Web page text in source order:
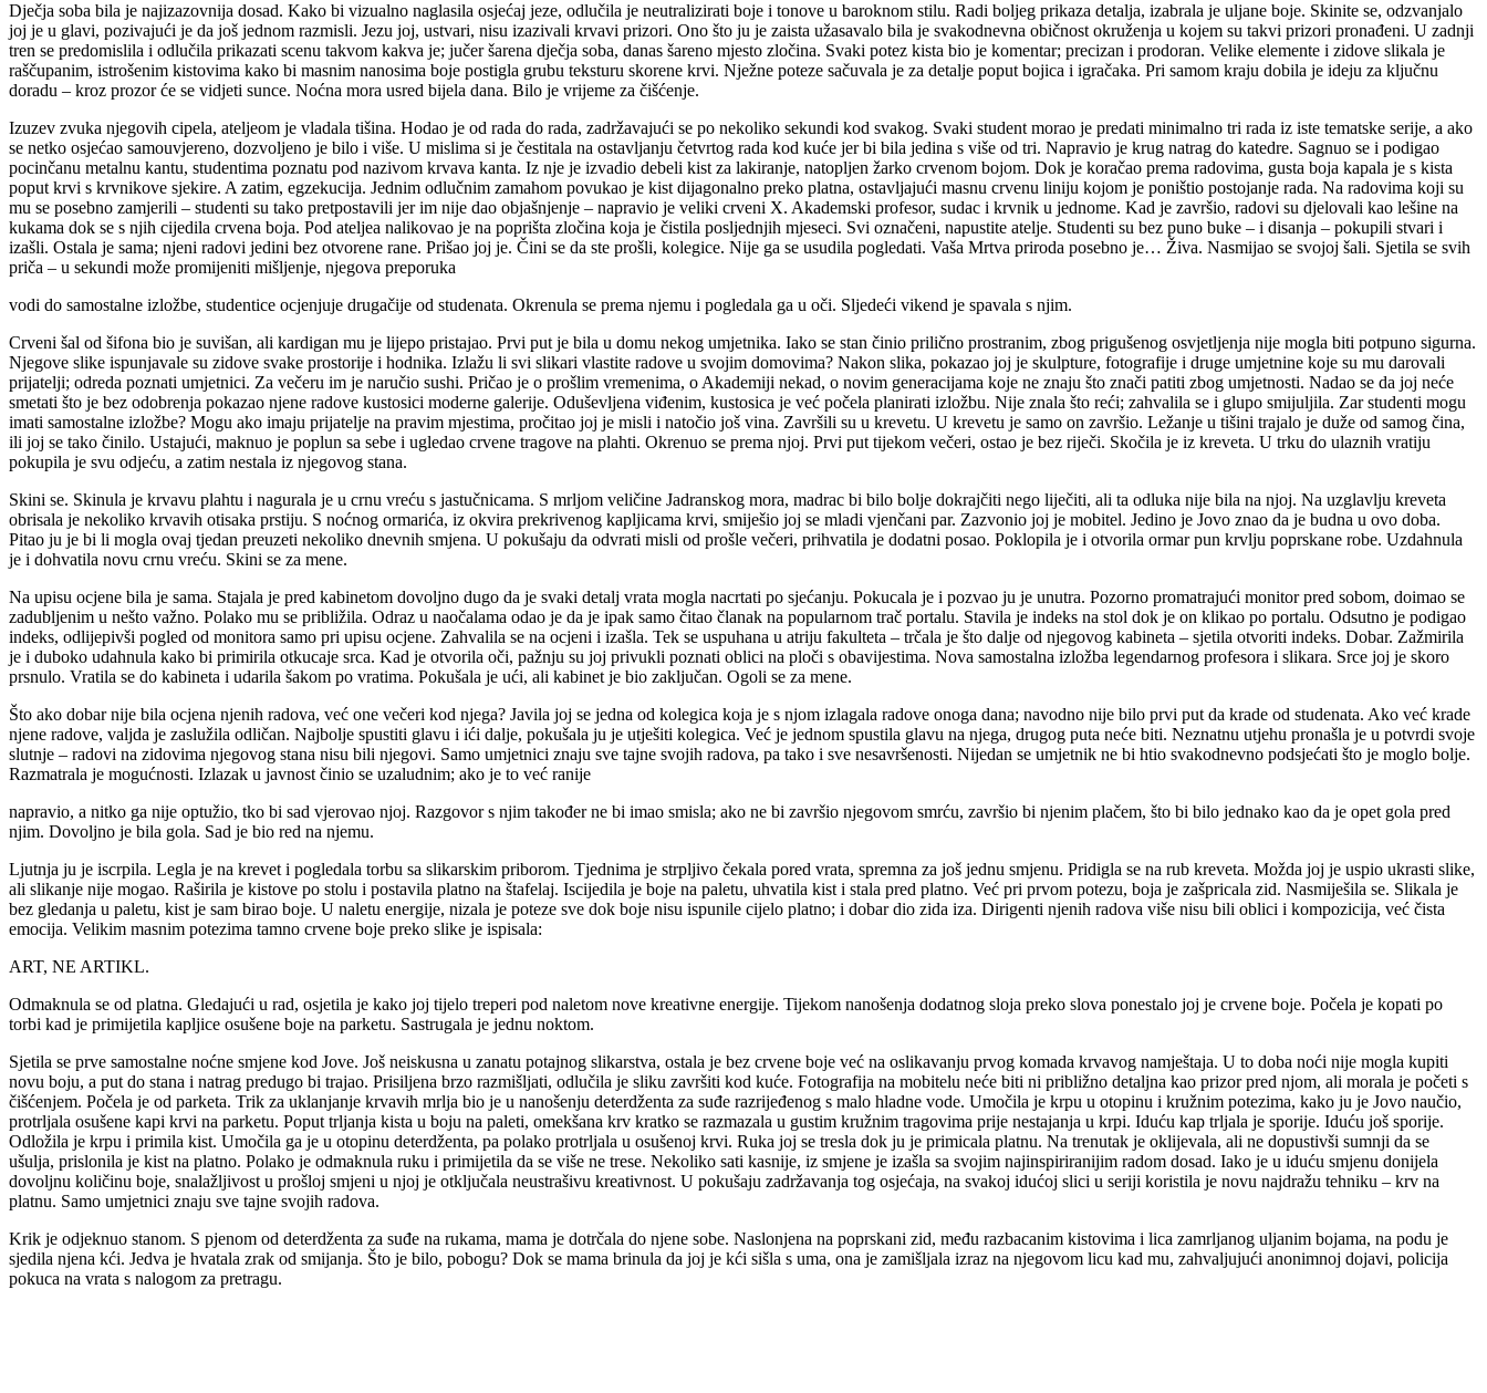
Dječja soba bila je najizazovnija dosad. Kako bi vizualno naglasila osjećaj jeze, odlučila je neutralizirati boje i tonove u baroknom stilu. Radi boljeg prikaza detalja, izabrala je uljane boje. Skinite se, odzvanjalo
joj je u glavi, pozivajući je da još jednom razmisli. Jezu joj, ustvari, nisu izazivali krvavi prizori. Ono što ju je zaista užasavalo bila je svakodnevna običnost okruženja u kojem su takvi prizori pronađeni. U zadnji
tren se predomislila i odlučila prikazati scenu takvom kakva je; jučer šarena dječja soba, danas šareno mjesto zločina. Svaki potez kista bio je komentar; precizan i prodoran. Velike elemente i zidove slikala je
raščupanim, istrošenim kistovima kako bi masnim nanosima boje postigla grubu teksturu skorene krvi. Nježne poteze sačuvala je za detalje poput bojica i igračaka. Pri samom kraju dobila je ideju za ključnu
doradu – kroz prozor će se vidjeti sunce. Noćna mora usred bijela dana. Bilo je vrijeme za čišćenje.
Izuzev zvuka njegovih cipela, ateljeom je vladala tišina. Hodao je od rada do rada, zadržavajući se po nekoliko sekundi kod svakog. Svaki student morao je predati minimalno tri rada iz iste tematske serije, a ako
se netko osjećao samouvjereno, dozvoljeno je bilo i više. U mislima si je čestitala na ostavljanju četvrtog rada kod kuće jer bi bila jedina s više od tri. Napravio je krug natrag do katedre. Sagnuo se i podigao
pocinčanu metalnu kantu, studentima poznatu pod nazivom krvava kanta. Iz nje je izvadio debeli kist za lakiranje, natopljen žarko crvenom bojom. Dok je koračao prema radovima, gusta boja kapala je s kista
poput krvi s krvnikove sjekire. A zatim, egzekucija. Jednim odlučnim zamahom povukao je kist dijagonalno preko platna, ostavljajući masnu crvenu liniju kojom je poništio postojanje rada. Na radovima koji su
mu se posebno zamjerili – studenti su tako pretpostavili jer im nije dao objašnjenje – napravio je veliki crveni X. Akademski profesor, sudac i krvnik u jednome. Kad je završio, radovi su djelovali kao lešine na
kukama dok se s njih cijedila crvena boja. Pod ateljea nalikovao je na poprišta zločina koja je čistila posljednjih mjeseci. Svi označeni, napustite atelje. Studenti su bez puno buke – i disanja – pokupili stvari i
izašli. Ostala je sama; njeni radovi jedini bez otvorene rane. Prišao joj je. Čini se da ste prošli, kolegice. Nije ga se usudila pogledati. Vaša Mrtva priroda posebno je… Živa. Nasmijao se svojoj šali. Sjetila se svih
priča – u sekundi može promijeniti mišljenje, njegova preporuka
vodi do samostalne izložbe, studentice ocjenjuje drugačije od studenata. Okrenula se prema njemu i pogledala ga u oči. Sljedeći vikend je spavala s njim.
Crveni šal od šifona bio je suvišan, ali kardigan mu je lijepo pristajao. Prvi put je bila u domu nekog umjetnika. Iako se stan činio prilično prostranim, zbog prigušenog osvjetljenja nije mogla biti potpuno sigurna.
Njegove slike ispunjavale su zidove svake prostorije i hodnika. Izlažu li svi slikari vlastite radove u svojim domovima? Nakon slika, pokazao joj je skulpture, fotografije i druge umjetnine koje su mu darovali
prijatelji; odreda poznati umjetnici. Za večeru im je naručio sushi. Pričao je o prošlim vremenima, o Akademiji nekad, o novim generacijama koje ne znaju što znači patiti zbog umjetnosti. Nadao se da joj neće
smetati što je bez odobrenja pokazao njene radove kustosici moderne galerije. Oduševljena viđenim, kustosica je već počela planirati izložbu. Nije znala što reći; zahvalila se i glupo smijuljila. Zar studenti mogu
imati samostalne izložbe? Mogu ako imaju prijatelje na pravim mjestima, pročitao joj je misli i natočio još vina. Završili su u krevetu. U krevetu je samo on završio. Ležanje u tišini trajalo je duže od samog čina,
ili joj se tako činilo. Ustajući, maknuo je poplun sa sebe i ugledao crvene tragove na plahti. Okrenuo se prema njoj. Prvi put tijekom večeri, ostao je bez riječi. Skočila je iz kreveta. U trku do ulaznih vratiju
pokupila je svu odjeću, a zatim nestala iz njegovog stana.
Skini se. Skinula je krvavu plahtu i nagurala je u crnu vreću s jastučnicama. S mrljom veličine Jadranskog mora, madrac bi bilo bolje dokrajčiti nego liječiti, ali ta odluka nije bila na njoj. Na uzglavlju kreveta
obrisala je nekoliko krvavih otisaka prstiju. S noćnog ormarića, iz okvira prekrivenog kapljicama krvi, smiješio joj se mladi vjenčani par. Zazvonio joj je mobitel. Jedino je Jovo znao da je budna u ovo doba.
Pitao ju je bi li mogla ovaj tjedan preuzeti nekoliko dnevnih smjena. U pokušaju da odvrati misli od prošle večeri, prihvatila je dodatni posao. Poklopila je i otvorila ormar pun krvlju poprskane robe. Uzdahnula
je i dohvatila novu crnu vreću. Skini se za mene.
Na upisu ocjene bila je sama. Stajala je pred kabinetom dovoljno dugo da je svaki detalj vrata mogla nacrtati po sjećanju. Pokucala je i pozvao ju je unutra. Pozorno promatrajući monitor pred sobom, doimao se
zadubljenim u nešto važno. Polako mu se približila. Odraz u naočalama odao je da je ipak samo čitao članak na popularnom trač portalu. Stavila je indeks na stol dok je on klikao po portalu. Odsutno je podigao
indeks, odlijepivši pogled od monitora samo pri upisu ocjene. Zahvalila se na ocjeni i izašla. Tek se uspuhana u atriju fakulteta – trčala je što dalje od njegovog kabineta – sjetila otvoriti indeks. Dobar. Zažmirila
je i duboko udahnula kako bi primirila otkucaje srca. Kad je otvorila oči, pažnju su joj privukli poznati oblici na ploči s obavijestima. Nova samostalna izložba legendarnog profesora i slikara. Srce joj je skoro
prsnulo. Vratila se do kabineta i udarila šakom po vratima. Pokušala je ući, ali kabinet je bio zaključan. Ogoli se za mene.
Što ako dobar nije bila ocjena njenih radova, već one večeri kod njega? Javila joj se jedna od kolegica koja je s njom izlagala radove onoga dana; navodno nije bilo prvi put da krade od studenata. Ako već krade
njene radove, valjda je zaslužila odličan. Najbolje spustiti glavu i ići dalje, pokušala ju je utješiti kolegica. Već je jednom spustila glavu na njega, drugog puta neće biti. Neznatnu utjehu pronašla je u potvrdi svoje
slutnje – radovi na zidovima njegovog stana nisu bili njegovi. Samo umjetnici znaju sve tajne svojih radova, pa tako i sve nesavršenosti. Nijedan se umjetnik ne bi htio svakodnevno podsjećati što je moglo bolje.
Razmatrala je mogućnosti. Izlazak u javnost činio se uzaludnim; ako je to već ranije
napravio, a nitko ga nije optužio, tko bi sad vjerovao njoj. Razgovor s njim također ne bi imao smisla; ako ne bi završio njegovom smrću, završio bi njenim plačem, što bi bilo jednako kao da je opet gola pred
njim. Dovoljno je bila gola. Sad je bio red na njemu.
Ljutnja ju je iscrpila. Legla je na krevet i pogledala torbu sa slikarskim priborom. Tjednima je strpljivo čekala pored vrata, spremna za još jednu smjenu. Pridigla se na rub kreveta. Možda joj je uspio ukrasti slike,
ali slikanje nije mogao. Raširila je kistove po stolu i postavila platno na štafelaj. Iscijedila je boje na paletu, uhvatila kist i stala pred platno. Već pri prvom potezu, boja je zašpricala zid. Nasmiješila se. Slikala je
bez gledanja u paletu, kist je sam birao boje. U naletu energije, nizala je poteze sve dok boje nisu ispunile cijelo platno; i dobar dio zida iza. Dirigenti njenih radova više nisu bili oblici i kompozicija, već čista
emocija. Velikim masnim potezima tamno crvene boje preko slike je ispisala:
ART, NE ARTIKL.
Odmaknula se od platna. Gledajući u rad, osjetila je kako joj tijelo treperi pod naletom nove kreativne energije. Tijekom nanošenja dodatnog sloja preko slova ponestalo joj je crvene boje. Počela je kopati po
torbi kad je primijetila kapljice osušene boje na parketu. Sastrugala je jednu noktom.
Sjetila se prve samostalne noćne smjene kod Jove. Još neiskusna u zanatu potajnog slikarstva, ostala je bez crvene boje već na oslikavanju prvog komada krvavog namještaja. U to doba noći nije mogla kupiti
novu boju, a put do stana i natrag predugo bi trajao. Prisiljena brzo razmišljati, odlučila je sliku završiti kod kuće. Fotografija na mobitelu neće biti ni približno detaljna kao prizor pred njom, ali morala je početi s
čišćenjem. Počela je od parketa. Trik za uklanjanje krvavih mrlja bio je u nanošenju deterdženta za suđe razrijeđenog s malo hladne vode. Umočila je krpu u otopinu i kružnim potezima, kako ju je Jovo naučio,
protrljala osušene kapi krvi na parketu. Poput trljanja kista u boju na paleti, omekšana krv kratko se razmazala u gustim kružnim tragovima prije nestajanja u krpi. Iduću kap trljala je sporije. Iduću još sporije.
Odložila je krpu i primila kist. Umočila ga je u otopinu deterdženta, pa polako protrljala u osušenoj krvi. Ruka joj se tresla dok ju je primicala platnu. Na trenutak je oklijevala, ali ne dopustivši sumnji da se
ušulja, prislonila je kist na platno. Polako je odmaknula ruku i primijetila da se više ne trese. Nekoliko sati kasnije, iz smjene je izašla sa svojim najinspiriranijim radom dosad. Iako je u iduću smjenu donijela
dovoljnu količinu boje, snalažljivost u prošloj smjeni u njoj je otključala neustrašivu kreativnost. U pokušaju zadržavanja tog osjećaja, na svakoj idućoj slici u seriji koristila je novu najdražu tehniku – krv na
platnu. Samo umjetnici znaju sve tajne svojih radova.
Krik je odjeknuo stanom. S pjenom od deterdženta za suđe na rukama, mama je dotrčala do njene sobe. Naslonjena na poprskani zid, među razbacanim kistovima i lica zamrljanog uljanim bojama, na podu je
sjedila njena kći. Jedva je hvatala zrak od smijanja. Što je bilo, pobogu? Dok se mama brinula da joj je kći sišla s uma, ona je zamišljala izraz na njegovom licu kad mu, zahvaljujući anonimnoj dojavi, policija
pokuca na vrata s nalogom za pretragu.